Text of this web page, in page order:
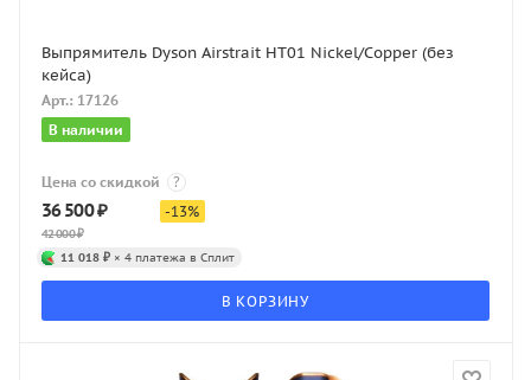
Выпрямитель Dyson Airstrait HT01 Nickel/Copper (без
кейса)
Арт.: 17126
В наличии
Цена со скидкой ?
36 500₽
42 000₽
-13%
11 018 ₽ × 4 платежа в Сплит
В КОРЗИНУ